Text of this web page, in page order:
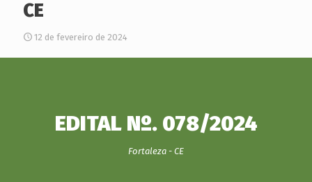
CE
12 de fevereiro de 2024
EDITAL Nº. 078/2024
Fortaleza - CE